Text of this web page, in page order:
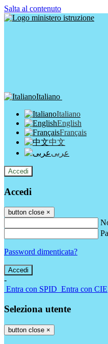
Salta al contenuto
Italiano
Italiano
English
Français
中文
عربى
Accedi
Accedi
button close ×
Password dimenticata?
-
Entra con SPID Entra con CIE
Seleziona utente
button close ×